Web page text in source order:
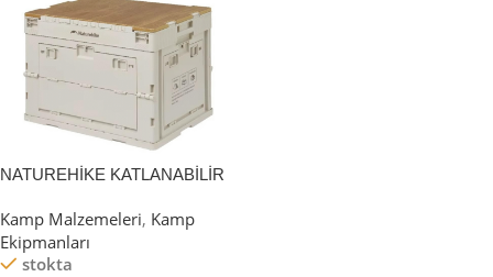
NATUREHİKE KATLANABİLİR
Kamp Malzemeleri, Kamp
Ekipmanları
stokta